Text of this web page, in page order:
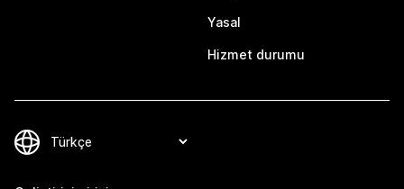
Yasal
Hizmet durumu